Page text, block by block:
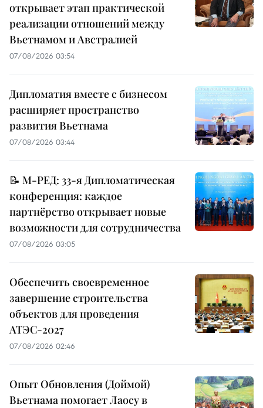
открывает этап практической
реализации отношений между
Вьетнамом и Австралией
07/08/2026 03:54
Дипломатия вместе с бизнесом
расширяет пространство
развития Вьетнама
07/08/2026 03:44
📝 М-РЕД: 33-я Дипломатическая
конференция: каждое
партнёрство открывает новые
возможности для сотрудничества
07/08/2026 03:05
Обеспечить своевременное
завершение строительства
объектов для проведения
АТЭС-2027
07/08/2026 02:46
Опыт Обновления (Доймой)
Вьетнама помогает Лаосу в